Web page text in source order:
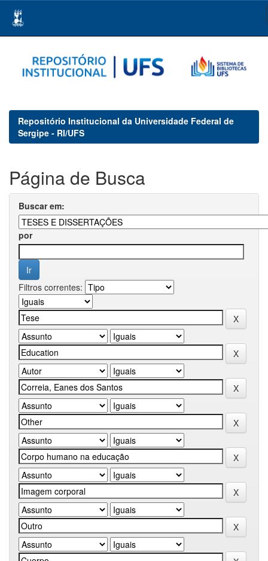
navigation
Repositório Institucional da Universidade Federal de
Sergipe - RI/UFS
Página de Busca
Buscar em:
por
Filtros correntes: